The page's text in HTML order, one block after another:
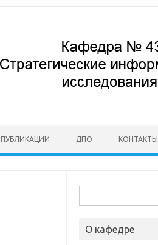
ПУБЛИКАЦИИ ДПО КОНТАКТЫ
О кафедре